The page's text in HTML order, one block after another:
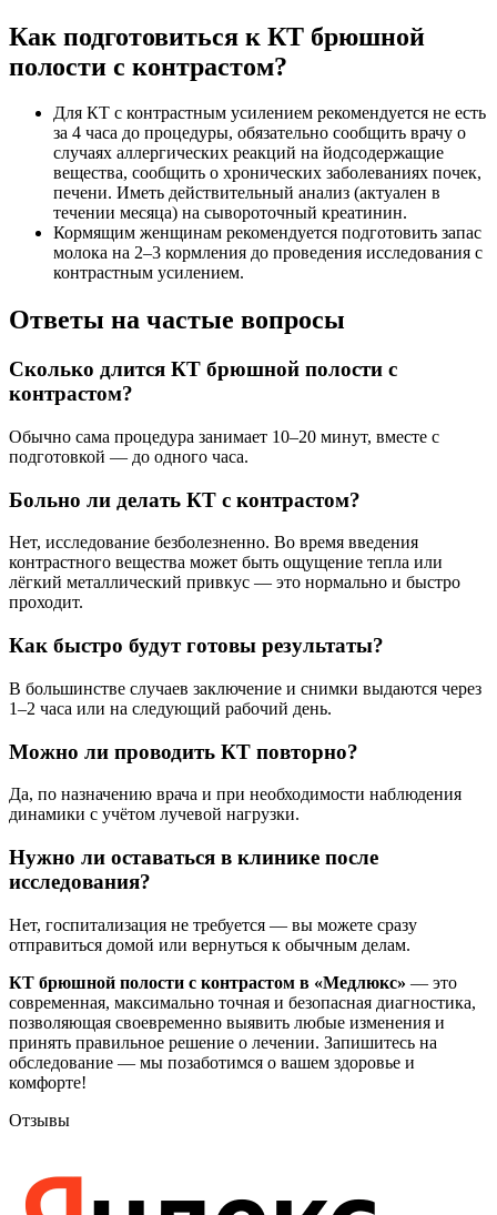
Как подготовиться к КТ брюшной
полости с контрастом?
Для КТ с контрастным усилением рекомендуется не есть
за 4 часа до процедуры, обязательно сообщить врачу о
случаях аллергических реакций на йодсодержащие
вещества, сообщить о хронических заболеваниях почек,
печени. Иметь действительный анализ (актуален в
течении месяца) на сывороточный креатинин.
Кормящим женщинам рекомендуется подготовить запас
молока на 2–3 кормления до проведения исследования с
контрастным усилением.
Ответы на частые вопросы
Сколько длится КТ брюшной полости с
контрастом?
Обычно сама процедура занимает 10–20 минут, вместе с
подготовкой — до одного часа.
Больно ли делать КТ с контрастом?
Нет, исследование безболезненно. Во время введения
контрастного вещества может быть ощущение тепла или
лёгкий металлический привкус — это нормально и быстро
проходит.
Как быстро будут готовы результаты?
В большинстве случаев заключение и снимки выдаются через
1–2 часа или на следующий рабочий день.
Можно ли проводить КТ повторно?
Да, по назначению врача и при необходимости наблюдения
динамики с учётом лучевой нагрузки.
Нужно ли оставаться в клинике после
исследования?
Нет, госпитализация не требуется — вы можете сразу
отправиться домой или вернуться к обычным делам.
КТ брюшной полости с контрастом в «Медлюкс» — это
современная, максимально точная и безопасная диагностика,
позволяющая своевременно выявить любые изменения и
принять правильное решение о лечении. Запишитесь на
обследование — мы позаботимся о вашем здоровье и
комфорте!
Отзывы